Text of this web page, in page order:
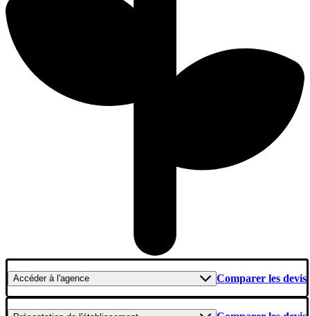
Accéderà l'agence Comparer les devis